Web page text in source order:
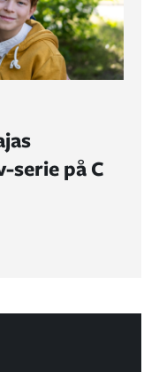
serie på C